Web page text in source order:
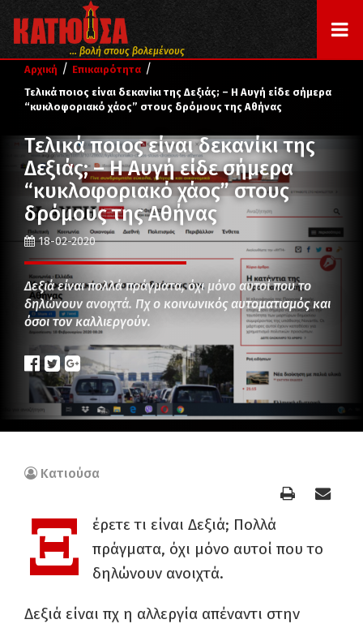
... βολή στους βολεμένους
Αρχική / Επικαιρότητα /
Τελικά ποιος είναι δεκανίκι της Δεξιάς; – Η Αυγή είδε σήμερα
“κυκλοφοριακό χάος” στους δρόμους της Αθήνας
Τελικά ποιος είναι δεκανίκι της
Δεξιάς; – Η Αυγή είδε σήμερα
“κυκλοφοριακό χάος” στους
δρόμους της Αθήνας
18-02-2020
Δεξιά είναι πολλά πράγματα, όχι μόνο αυτοί που το
δηλώνουν ανοιχτά. Πχ ο κοινωνικός αυτοματισμός και
όσοι τον καλλιεργούν.
Κατιούσα
Ξ
έρετε τι είναι Δεξιά; Πολλά
πράγματα, όχι μόνο αυτοί που το
δηλώνουν ανοιχτά.
Δεξιά είναι πχ η αλλεργία απέναντι στην